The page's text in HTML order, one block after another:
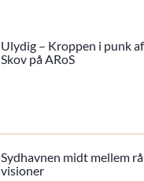
Ulydig – Kroppen i punk
Skov på ARoS
Sydhavnen midt mellem
visioner